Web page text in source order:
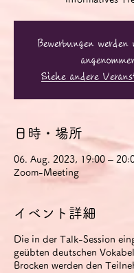
Bewerbungen
Siehe andere
日時・場所
06. Aug. 2023, 19:00 –
Zoom-Meeting
イベント詳細
Die in der Talk-Session
geübten deutschen
Brocken werden den